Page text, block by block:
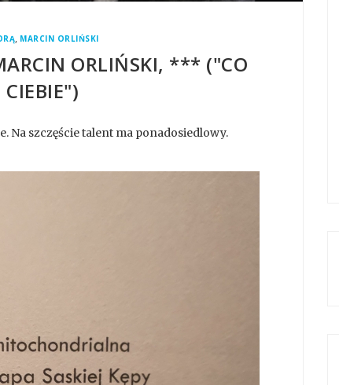
, MARCIN ORLIŃSKI
ORLIŃSKI, *** ("CO
Na szczęście talent ma ponadosiedlowy.